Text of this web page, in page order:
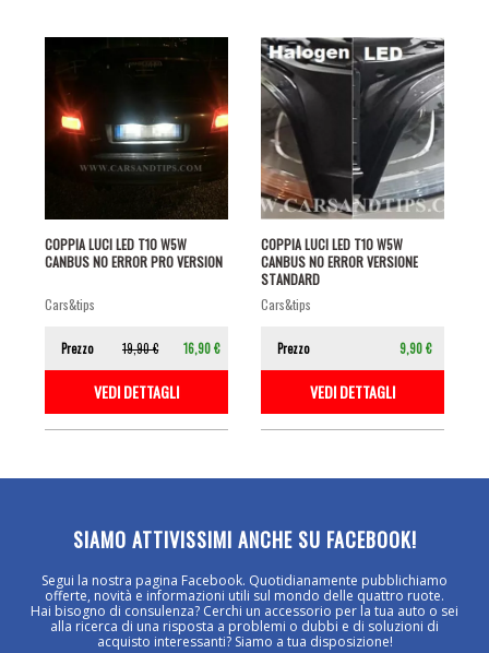
COPPIA LUCI LED T10 W5W
CANBUS NO ERROR PRO VERSION
cars&tips
Prezzo 19,90 € 16,90 €
VEDI DETTAGLI
COPPIA LUCI LED T10 W5W
CANBUS NO ERROR VERSIONE
STANDARD
cars&tips
Prezzo 9,90 €
VEDI DETTAGLI
SIAMO ATTIVISSIMI ANCHE SU FACEBOOK!
Segui la nostra pagina Facebook. Quotidianamente pubblichiamo
offerte, novità e informazioni utili sul mondo delle quattro ruote.
Hai bisogno di consulenza? Cerchi un accessorio per la tua auto o sei
alla ricerca di una risposta a problemi o dubbi e di soluzioni di
acquisto interessanti? Siamo a tua disposizione!